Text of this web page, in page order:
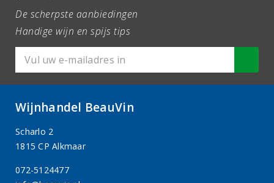
De scherpste aanbiedingen
Handige wijn en spijs tips
Wijnhandel BeauVin
Scharlo 2
1815 CP Alkmaar
072-5124477